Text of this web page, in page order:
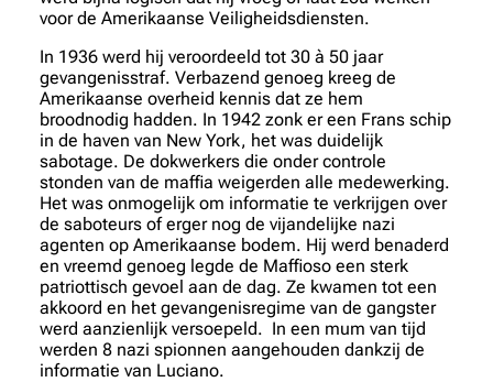
voor de Amerikaanse Veiligheidsdiensten.
In 1936 werd hij veroordeeld tot 30 à 50 jaar
gevangenisstraf. Verbazend genoeg kreeg de
Amerikaanse overheid kennis dat ze hem
broodnodig hadden. In 1942 zonk er een Frans schip
in de haven van New York, het was duidelijk
sabotage. De dokwerkers die onder controle
stonden van de maffia weigerden alle medewerking.
Het was onmogelijk om informatie te verkrijgen over
de saboteurs of erger nog de vijandelijke nazi
agenten op Amerikaanse bodem. Hij werd benaderd
en vreemd genoeg legde de Maffioso een sterk
patriottisch gevoel aan de dag. Ze kwamen tot een
akkoord en het gevangenisregime van de gangster
werd aanzienlijk versoepeld. In een mum van tijd
werden 8 nazi spionnen aangehouden dankzij de
informatie van Luciano.